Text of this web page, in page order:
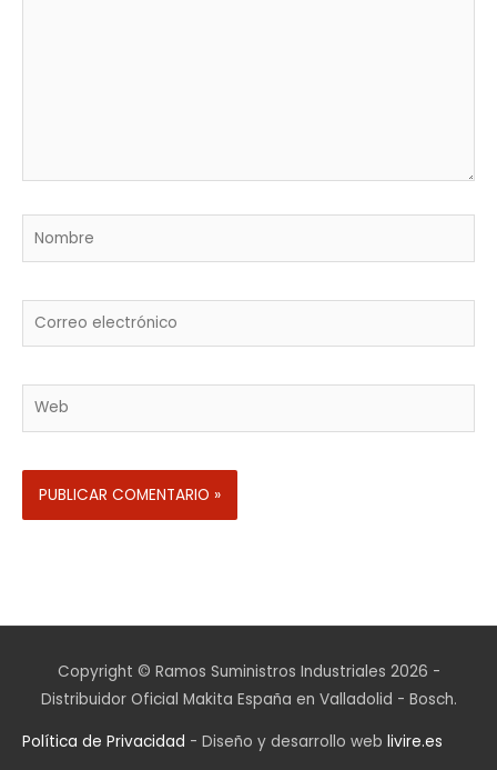
Nombre
Correo
Web
Copyright © Ramos Suministros Industriales 2026 -
Distribuidor Oficial Makita España en Valladolid - Bosch.
Política de Privacidad - Diseño y desarrollo web livire.es